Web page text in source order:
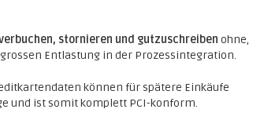
stornieren und gutzuschreiben ohne,
Entlastung in der Prozessintegration.
können für spätere Einkäufe
und ist somit komplett PCI-konform.